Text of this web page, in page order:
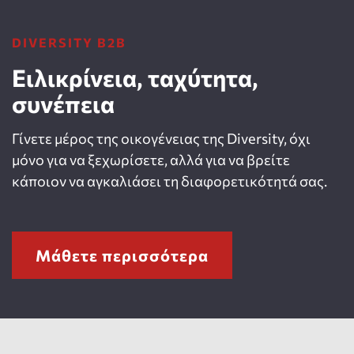
DIVERSITY B2B
Ειλικρίνεια, ταχύτητα,
συνέπεια
Γίνετε μέρος της οικογένειας της Diversity, όχι
μόνο για να ξεχωρίσετε, αλλά για να βρείτε
κάποιον να αγκαλιάσει τη διαφορετικότητά σας.
Μάθετε περισσότερα